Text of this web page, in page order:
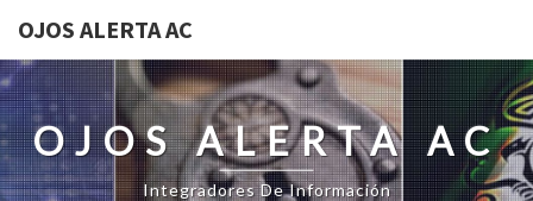
OJOS ALERTA AC
OJOS ALERTA AC
Integradores De Información